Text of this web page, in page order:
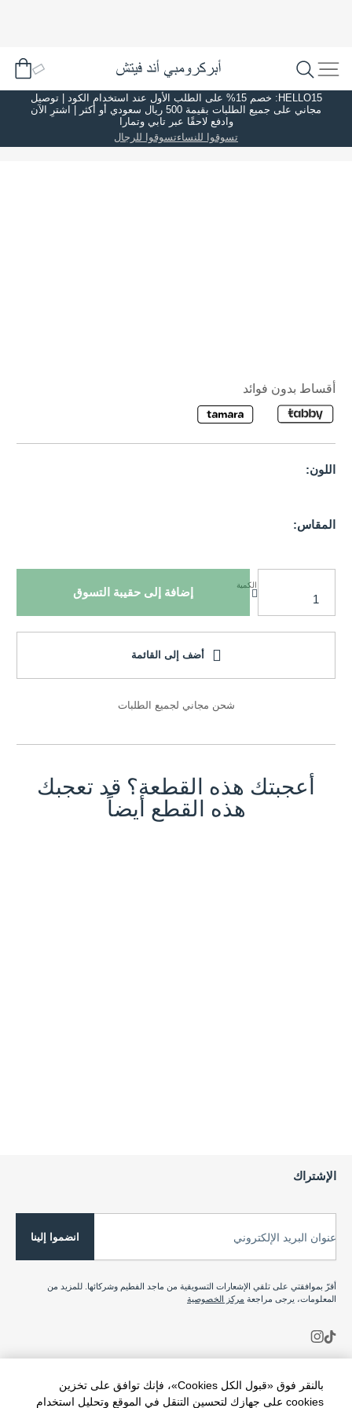
بالنقر فوق «قبول الكل Cookies»، فإنك توافق على تخزين
cookies على جهازك لتحسين التنقل في الموقع وتحليل استخدام
HELLO15: خصم 15% على الطلب الأول عند استخدام الكود | توصيل
مجاني على جميع الطلبات بقيمة 500 ريال سعودي أو أكثر | اشترِ الآن
وادفع لاحقًا عبر تابي وتمارا
تسوقوا للنساءتسوقوا للرجال
أقساط بدون فوائد
اللون:
المقاس:
الكمية
إضافة إلى حقيبة التسوق
أضف إلى القائمة
شحن مجاني لجميع الطلبات
أعجبتك هذه القطعة؟ قد تعجبك
هذه القطع أيضاً
الإشتراك
عنوان البريد الإلكتروني انضموا إلينا
أقرّ بموافقتي على تلقي الإشعارات التسويقية من ماجد الفطيم وشركائها. للمزيد من
المعلومات، يرجى مراجعة مركز الخصوصية